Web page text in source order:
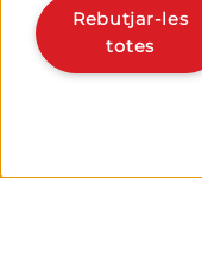
Gestiona el teu alberg
Dona d’alta el teu alberg
Coneix-nos:
Rebutjar-les
totes